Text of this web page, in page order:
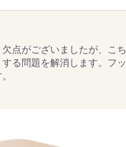
点がございましたが、こち
る問題を解消します。フッ